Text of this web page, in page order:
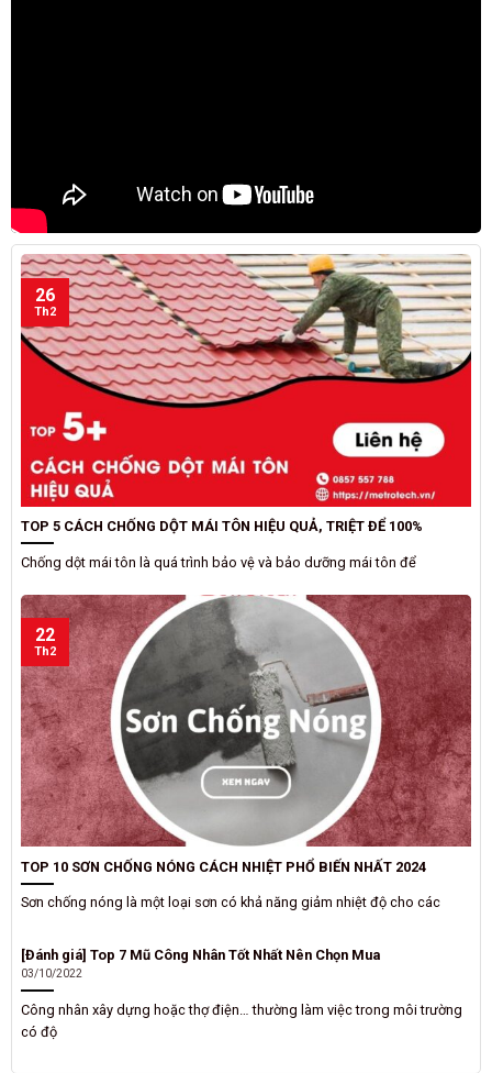
TOP 5 CÁCH CHỐNG DỘT MÁI TÔN HIỆU QUẢ, TRIỆT ĐỂ 100%
Chống dột mái tôn là quá trình bảo vệ và bảo dưỡng mái tôn để
26
Th2
TOP 10 SƠN CHỐNG NÓNG CÁCH NHIỆT PHỔ BIẾN NHẤT 2024
Sơn chống nóng là một loại sơn có khả năng giảm nhiệt độ cho các
22
Th2
[Đánh giá] Top 7 Mũ Công Nhân Tốt Nhất Nên Chọn Mua
03/10/2022
Công nhân xây dựng hoặc thợ điện… thường làm việc trong môi trường
có độ